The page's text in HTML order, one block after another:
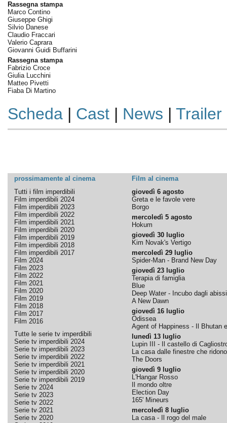
Rassegna stampa
Marco Contino
Giuseppe Ghigi
Silvio Danese
Claudio Fraccari
Valerio Caprara
Giovanni Guidi Buffarini
Rassegna stampa
Fabrizio Croce
Giulia Lucchini
Matteo Pivetti
Fiaba Di Martino
Scheda| Cast| News | Trailer
prossimamente al cinema
Film al cinema
Tutti i film imperdibili
Film imperdibili 2024
Film imperdibili 2023
Film imperdibili 2022
Film imperdibili 2021
Film imperdibili 2020
Film imperdibili 2019
Film imperdibili 2018
Film imperdibili 2017
Film 2024
Film 2023
Film 2022
Film 2021
Film 2020
Film 2019
Film 2018
Film 2017
Film 2016
Tutte le serie tv imperdibili
Serie tv imperdibili 2024
Serie tv imperdibili 2023
Serie tv imperdibili 2022
Serie tv imperdibili 2021
Serie tv imperdibili 2020
Serie tv imperdibili 2019
Serie tv 2024
Serie tv 2023
Serie tv 2022
Serie tv 2021
Serie tv 2020
giovedì 6 agosto
Greta e le favole vere
Borgo
mercoledì 5 agosto
Hokum
giovedì 30 luglio
Kim Novak's Vertigo
mercoledì 29 luglio
Spider-Man - Brand New Day
giovedì 23 luglio
Terapia di famiglia
Blue
Deep Water - Incubo dagli abissi
A New Dawn
giovedì 16 luglio
Odissea
Agent of Happiness - Il Bhutan
lunedì 13 luglio
Lupin III - Il castello di
La casa dalle finestre che ridono
The Doors
giovedì 9 luglio
L'Hangar Rosso
Il mondo oltre
Election Day
165' Mineurs
mercoledì 8 luglio
La casa - Il rogo del male